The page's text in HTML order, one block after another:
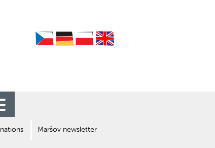
Maršov newsletter